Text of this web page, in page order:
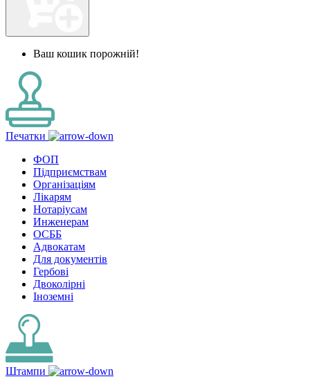
Ваш кошик порожній!
Печатки
ФОП
Підприємствам
Організаціям
Лікарям
Нотаріусам
Инженерам
ОСББ
Адвокатам
Для документів
Гербові
Двоколірні
Іноземні
Штампи